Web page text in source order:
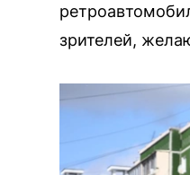
зрителей,